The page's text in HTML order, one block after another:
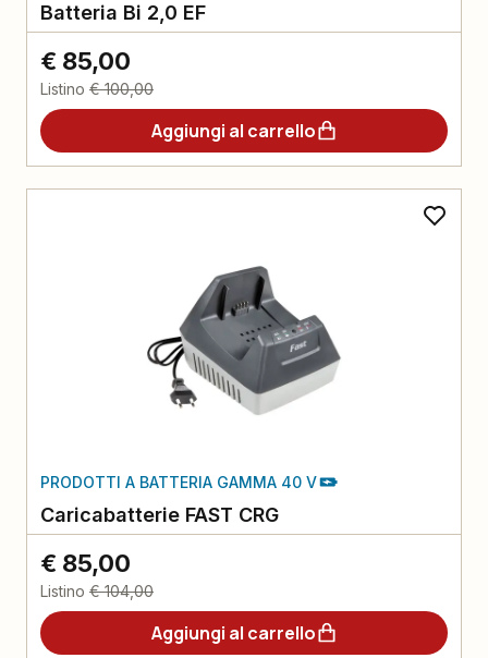
Batteria Bi 2,0 EF
€ 85,00
Listino € 100,00
Aggiungi al carrello
PRODOTTI A BATTERIA GAMMA 40 V
Caricabatterie FAST CRG
€ 85,00
Listino € 104,00
Aggiungi al carrello